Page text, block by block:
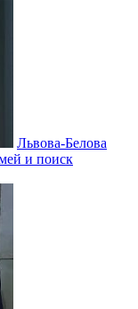
Львова-Белова
и поиск